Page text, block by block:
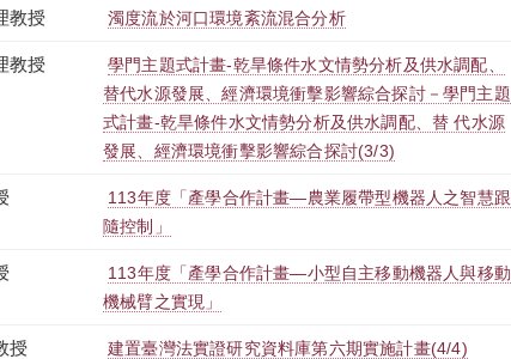
教授 濁度流於河口環境紊流混合分析
教授
學門主題式計畫-乾旱條件水文情勢分析及供水調配、
替代水源發展、經濟環境衝擊影響綜合探討－學門主題
式計畫-乾旱條件水文情勢分析及供水調配、替 代水源
發展、經濟環境衝擊影響綜合探討(3/3)
113年度「產學合作計畫—農業履帶型機器人之智慧跟
隨控制」
113年度「產學合作計畫—小型自主移動機器人與移動
機械臂之實現」
授 建置臺灣法實證研究資料庫第六期實施計畫(4/4)